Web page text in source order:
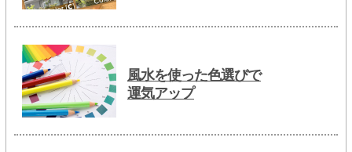
風水を使った色選びで
運気アップ